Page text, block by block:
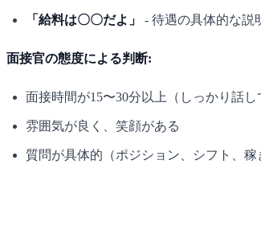
「給料は〇〇だよ」 - 待遇の具体的な説
面接官の態度による判断:
面接時間が15〜30分以上（しっかり話し
雰囲気が良く、笑顔がある
質問が具体的（ポジション、シフト、稼